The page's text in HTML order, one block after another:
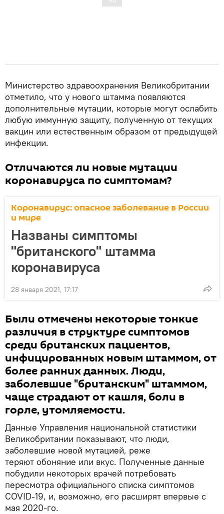
Министерство здравоохранения Великобритании
отметило, что у нового штамма появляются
дополнительные мутации, которые могут ослабить
любую иммунную защиту, полученную от текущих
вакцин или естественным образом от предыдущей
инфекции.
Отличаются ли новые мутации
коронавируса по симптомам?
Коронавирус: опасное заболевание в России
и мире
Названы симптомы
"британского" штамма
коронавируса
28 января 2021, 17:17
Были отмечены некоторые тонкие
различия в структуре симптомов
среди британских пациентов,
инфицированных новым штаммом, от
более ранних данных. Люди,
заболевшие "британским" штаммом,
чаще страдают от кашля, боли в
горле, утомляемости.
Данные Управления национальной статистики
Великобритании показывают, что люди,
заболевшие новой мутацией, реже
теряют обоняние или вкус. Полученные данные
побудили некоторых врачей потребовать
пересмотра официального списка симптомов
COVID-19, и, возможно, его расширят впервые с
мая 2020-го.